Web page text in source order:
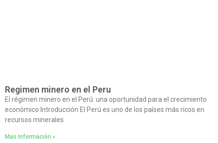
Regimen minero en el Peru
El régimen minero en el Perú: una oportunidad para el crecimiento
económico Introducción El Perú es uno de los países más ricos en
recursos minerales
Mas Información »